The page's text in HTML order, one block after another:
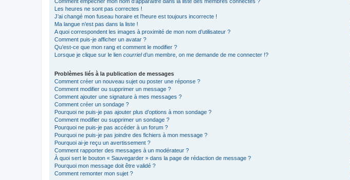
Les heures ne sont pas correctes !
J’ai changé mon fuseau horaire et l’heure est toujours incorrecte !
Ma langue n’est pas dans la liste !
A quoi correspondent les images à proximité de mon nom d’utilisateur ?
Comment puis-je afficher un avatar ?
Qu’est-ce que mon rang et comment le modifier ?
Lorsque je clique sur le lien courrield’un membre, on me demande de me connecter !?
Problèmes liés à la publication de messages
Comment créer un nouveau sujet ou poster une réponse ?
Comment modifier ou supprimer un message ?
Comment ajouter une signature à mes messages ?
Comment créer un sondage ?
Pourquoi ne puis-je pas ajouter plus d’options à mon sondage ?
Comment modifier ou supprimer un sondage ?
Pourquoi ne puis-je pas accéder à un forum ?
Pourquoi ne puis-je pas joindre des fichiers à mon message ?
Pourquoi ai-je reçu un avertissement ?
Comment rapporter des messages à un modérateur ?
À quoi sert le bouton « Sauvegarder » dans la page de rédaction de message ?
Pourquoi mon message doit être validé ?
Comment remonter mon sujet ?